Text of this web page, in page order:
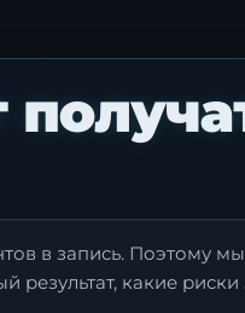
в запись. Поэтому
какие риски